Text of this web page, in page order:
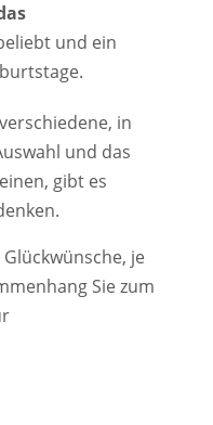
und ein
in
und das
gibt es
je
Sie zum